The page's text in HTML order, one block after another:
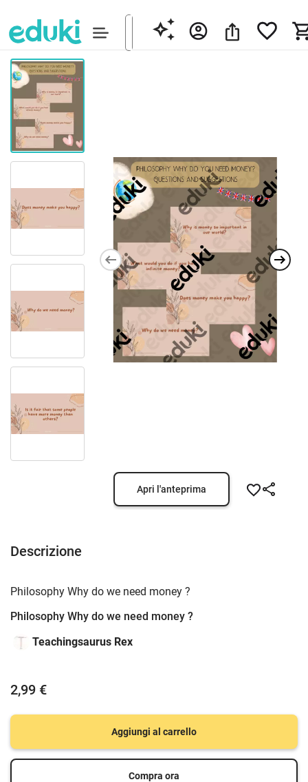
Apri l'anteprima
Descrizione
Philosophy Why do we need money ?
Philosophy Why do we need money ?
Teachingsaurus Rex
2,99 €
Aggiungi al carrello
Compra ora